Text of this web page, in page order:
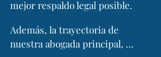
mejor respaldo legal posible.
Además, la trayectoria de
nuestra abogada principal,